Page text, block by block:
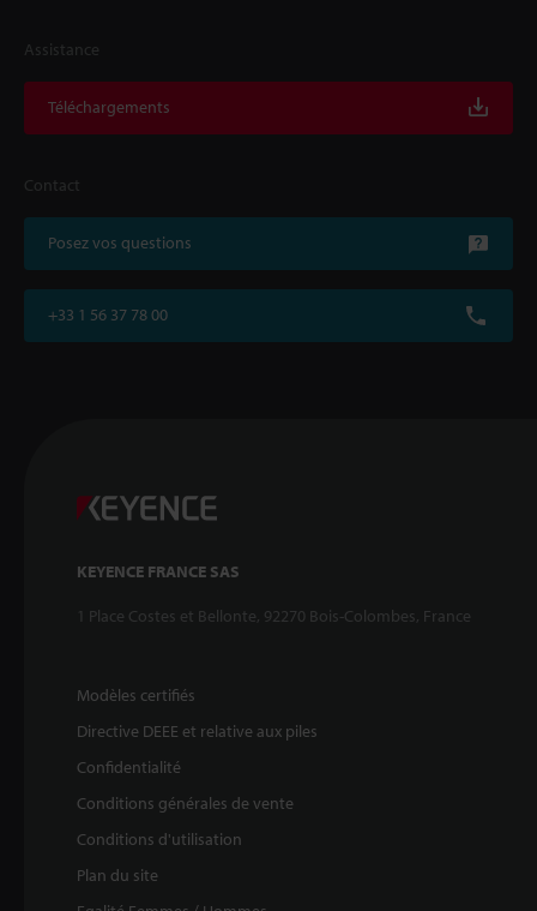
Assistance
Téléchargements
Contact
Posez vos questions
+33 1 56 37 78 00
KEYENCE FRANCE SAS
1 Place Costes et Bellonte, 92270 Bois-Colombes, France
Modèles certifiés
Directive DEEE et relative aux piles
Confidentialité
Conditions générales de vente
Conditions d'utilisation
Plan du site